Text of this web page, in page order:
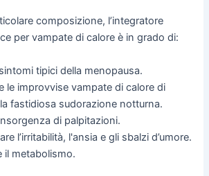
composizione, l’integratore
per vampate di calore è in grado di:
tipici della menopausa.
le improvvise vampate di calore di
fastidiosa sudorazione notturna.
di palpitazioni.
l’irritabilità, l'ansia e gli sbalzi d’umore.
il metabolismo.